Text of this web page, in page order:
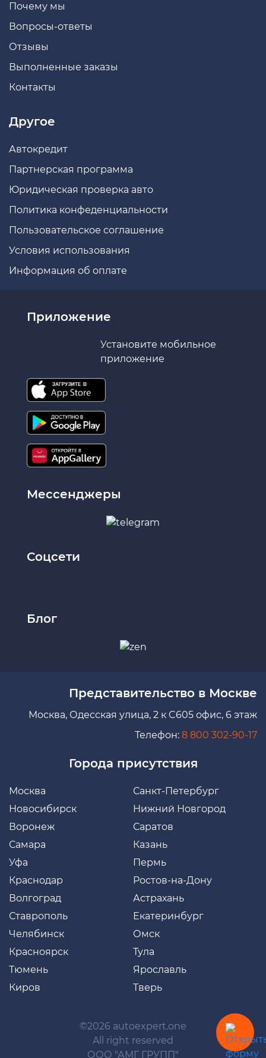
Почему мы
Вопросы-ответы
Отзывы
Выполненные заказы
Контакты
Другое
Автокредит
Партнерская программа
Юридическая проверка авто
Политика конфеденциальности
Пользовательское соглашение
Условия использования
Информация об оплате
Приложение
Установите мобильное
приложение
Мессенджеры
Соцсети
Блог
Представительство в Москве
Москва, Одесская улица, 2 к C605 офис, 6 этаж
Телефон: 8 800 302-90-17
Города присутствия
Москва
Санкт-Петербург
Новосибирск
Нижний Новгород
Воронеж
Саратов
Самара
Казань
Уфа
Пермь
Краснодар
Ростов-на-Дону
Волгоград
Астрахань
Ставрополь
Екатеринбург
Челябинск
Омск
Красноярск
Тула
Тюмень
Ярославль
Киров
Тверь
©2026 autoexpert.one
All right reserved
ООО "АМГ ГРУПП"